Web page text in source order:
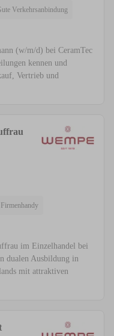
Verkehrsanbindung
(w/m/d) bei CeramTec
kennen und
Vertrieb und
Firmenhandy
im Einzelhandel bei
dualen Ausbildung in
mit attraktiven